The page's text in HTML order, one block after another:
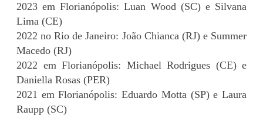
2023 em Florianópolis: Luan Wood (SC) e Silvana
Lima (CE)
2022 no Rio de Janeiro: João Chianca (RJ) e Summer
Macedo (RJ)
2022 em Florianópolis: Michael Rodrigues (CE) e
Daniella Rosas (PER)
2021 em Florianópolis: Eduardo Motta (SP) e Laura
Raupp (SC)